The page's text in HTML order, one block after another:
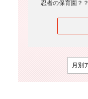
忍者の保育園？？